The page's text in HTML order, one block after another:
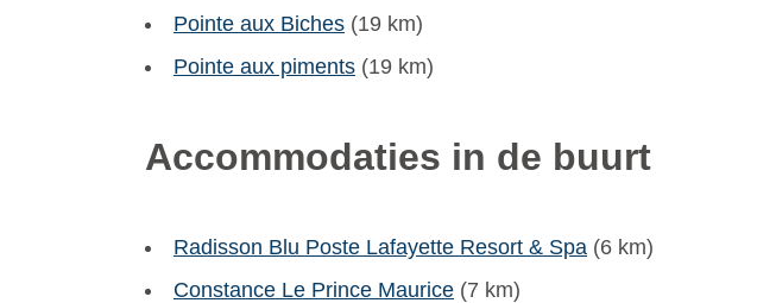
Pointe aux Biches (19 km)
Pointe aux piments (19 km)
Accommodaties in de buurt
Radisson Blu Poste Lafayette Resort & Spa (6 km)
Constance Le Prince Maurice (7 km)